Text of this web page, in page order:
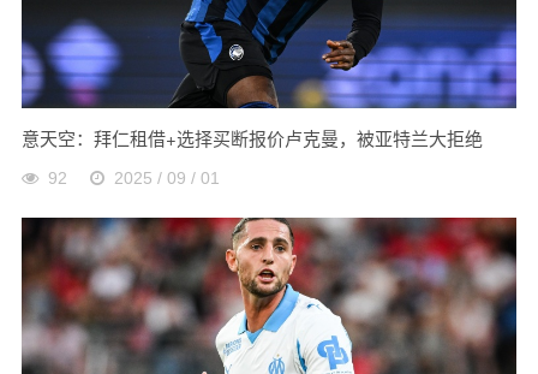
意天空：拜仁租借+选择买断报价卢克曼，被亚特兰大拒绝
92 2025 / 09 / 01